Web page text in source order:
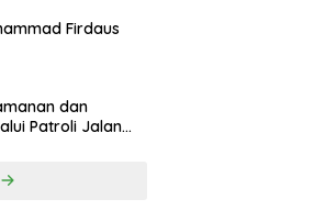
Firdaus
dan
Patroli Jalan